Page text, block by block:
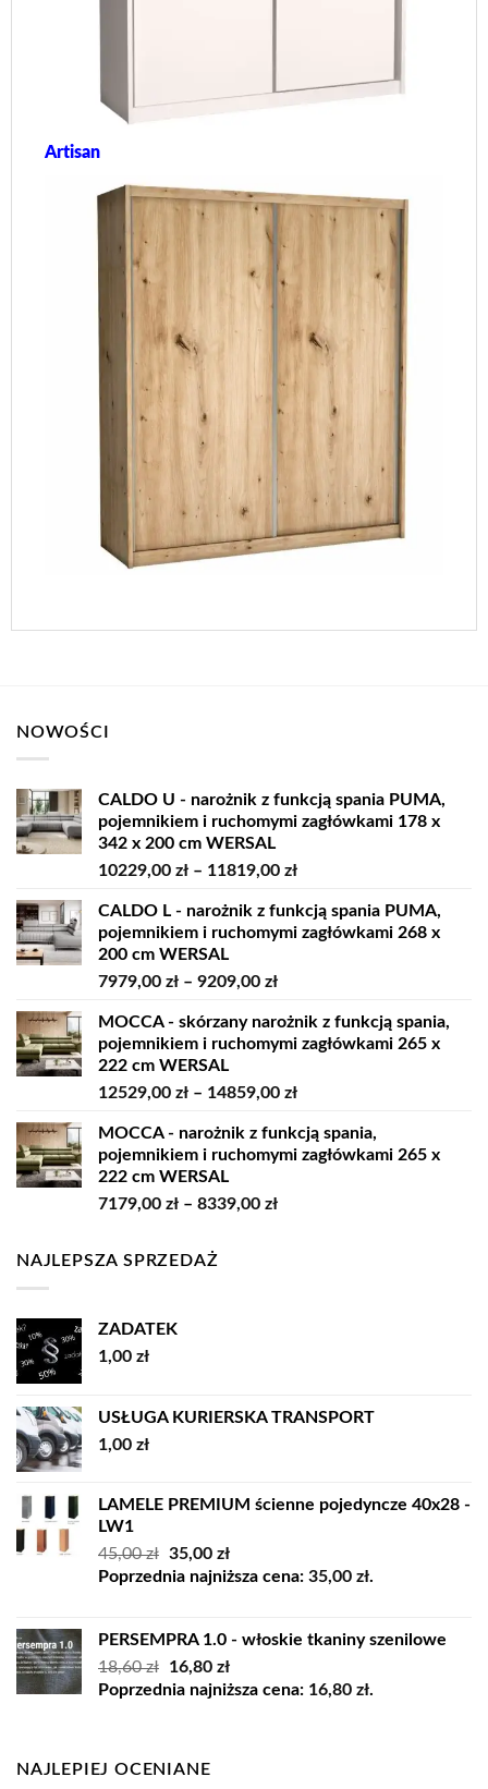
Artisan
NOWOŚCI
CALDO U - narożnik z funkcją spania PUMA,
pojemnikiem i ruchomymi zagłówkami 178 x
342 x 200 cm WERSAL
10229,00 zł – 11819,00 złZakres
od
10229,00 zł
CALDO L - narożnik z funkcją spania PUMA,
pojemnikiem i ruchomymi zagłówkami 268 x
200 cm WERSAL
7979,00 zł – 9209,00 złZakres
od
7979,00 zł
9209,00 zł
MOCCA - skórzany narożnik z funkcją spania,
pojemnikiem i ruchomymi zagłówkami 265 x
222 cm WERSAL
12529,00 zł – 14859,00 złZakres
od
12529,00 zł
MOCCA - narożnik z funkcją spania,
pojemnikiem i ruchomymi zagłówkami 265 x
222 cm WERSAL
7179,00 zł – 8339,00 złZakres
NAJLEPSZA SPRZEDAŻ
ZADATEK
1,00 zł
USŁUGA KURIERSKA TRANSPORT
1,00 zł
LAMELE PREMIUM ścienne pojedyncze 40x28 -
LW1
45,00zł Pierwotna
cena
35,00 złAktualna
cena
Poprzednia najniższa cena: 35,00 zł.
PERSEMPRA 1.0 - włoskie tkaniny szenilowe
18,60zł
Pierwotna
cena
16,80 złAktualna
cena
Poprzednia najniższa cena: 16,80 zł.
NAJLEPIEJ OCENIANE